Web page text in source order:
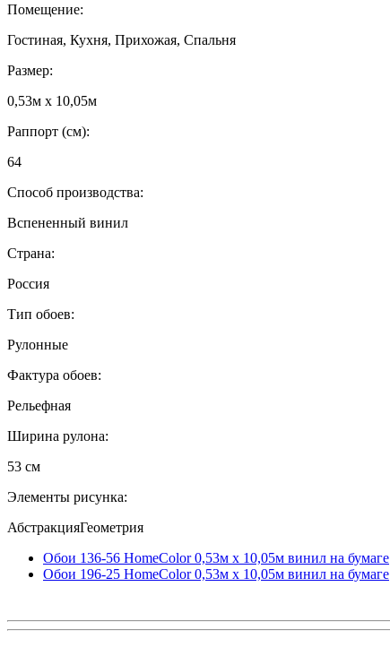
Помещение:
Гостиная, Кухня, Прихожая, Спальня
Размер:
0,53м x 10,05м
Раппорт (см):
64
Способ производства:
Вспененный винил
Страна:
Россия
Тип обоев:
Рулонные
Фактура обоев:
Рельефная
Ширина рулона:
53 см
Элементы рисунка:
АбстракцияГеометрия
Обои 136-56 HomeColor 0,53м x 10,05м винил на бумаге
Обои 196-25 HomeColor 0,53м x 10,05м винил на бумаге